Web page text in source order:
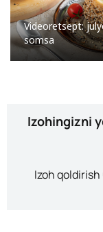
Videoretsept:
somsa
Izohingizni
Izoh